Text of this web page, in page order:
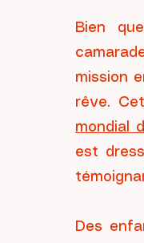
Bien
mission
rêve.
mondial
est
Des